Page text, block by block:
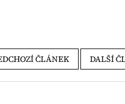
ČLÁNEK DALŠÍ